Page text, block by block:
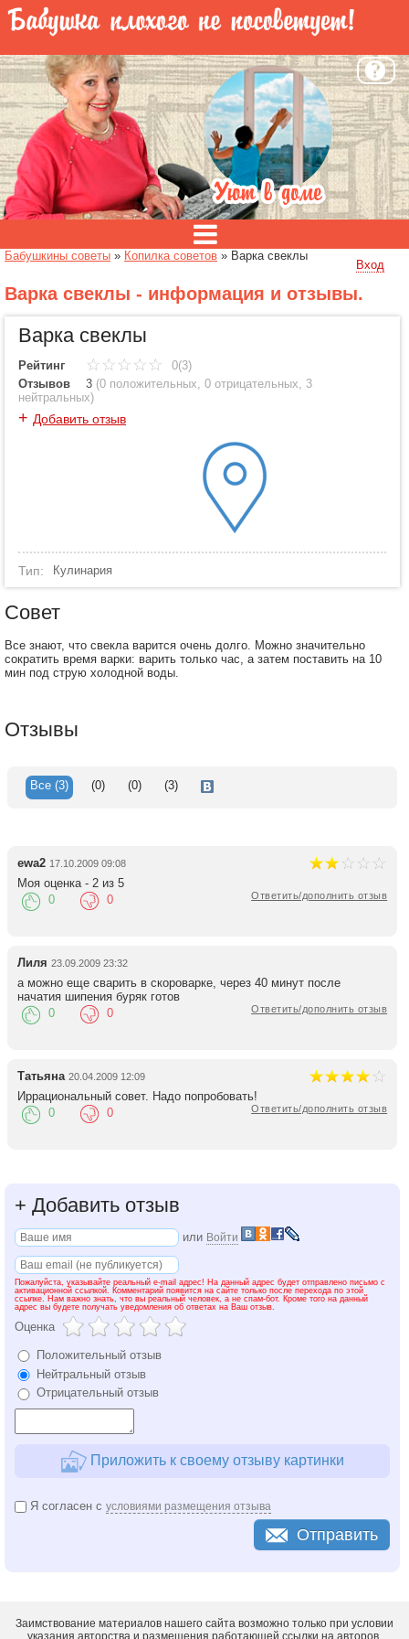
Бабушкины советы » Копилка советов » Варка свеклы
Вход
Варка свеклы - информация и отзывы.
Варка свеклы
Рейтинг
0(3)
Отзывов
3 (0 положительных, 0 отрицательных, 3
нейтральных)
+ Добавить отзыв
Тип: Кулинария
Совет
Все знают, что свекла варится очень долго. Можно значительно
сократить время варки: варить только час, а затем поставить на 10
мин под струю холодной воды.
Отзывы
Все (3) (0) (0) (3)
ewa2 17.10.2009 09:08
Моя оценка - 2 из 5
Ответить/дополнить отзыв
0 0
Лиля 23.09.2009 23:32
а можно еще сварить в скороварке, через 40 минут после
начатия шипения буряк готов
Ответить/дополнить отзыв
0 0
Татьяна 20.04.2009 12:09
Иррациональный совет. Надо попробовать!
Ответить/дополнить отзыв
0 0
+ Добавить отзыв
или Войти
Пожалуйста, указывайте реальный e-mail адрес! На данный адрес будет отправлено письмо с
активационной ссылкой. Комментарий появится на сайте только после перехода по этой
ссылке. Нам важно знать, что вы реальный человек, а не спам-бот. Кроме того на данный
адрес вы будете получать уведомления об ответах на Ваш отзыв.
Оценка
Положительный отзыв
Нейтральный отзыв
Отрицательный отзыв
Приложить к своему отзыву картинки
Я согласен с условиями размещения отзыва
Отправить
Заимствование материалов нашего сайта возможно только при условии
указания авторства и размещения работающей ссылки на авторов.